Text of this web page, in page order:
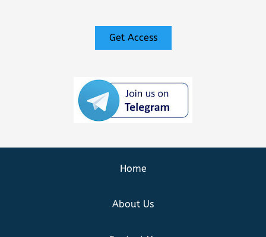
Get Access
Home
About Us